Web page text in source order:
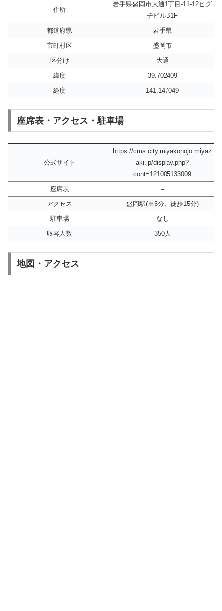
住所
岩手県盛岡市大通1丁目-11-12ヒグ
チビルB1F
都道府県
岩手県
市町村区
盛岡市
区分け
大通
緯度
39.702409
経度
141.147049
座席表・アクセス・駐車場
公式サイト
https://cms.city.miyakonojo.miyaz
aki.jp/display.php?
cont=121005133009
座席表
–
アクセス
盛岡駅(車5分、徒歩15分)
駐車場
なし
収容人数
350人
地図・アクセス